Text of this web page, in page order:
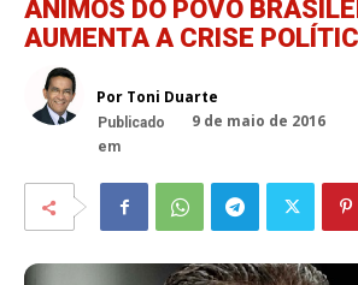
ÂNIMOS DO POVO
AUMENTA A CRISE
Por Toni Duarte
Publicado
em
9 de maio de 2016